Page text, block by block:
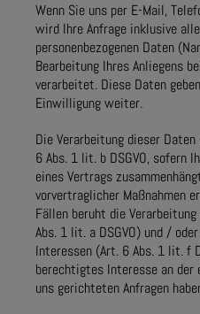
Wenn Sie uns per E-Mail,
wird Ihre Anfrage inklusive
personenbezogenen Daten
Bearbeitung Ihres Anliegens
verarbeitet. Diese Daten
Einwilligung weiter.
Die Verarbeitung dieser
6 Abs. 1 lit. b DSGVO, sofern
eines Vertrags
vorvertraglicher Maßnahmen
Fällen beruht die
Abs. 1 lit. a DSGVO) und /
Interessen (Art. 6 Abs. 1 lit. f
berechtigtes Interesse an der
uns gerichteten Anfragen